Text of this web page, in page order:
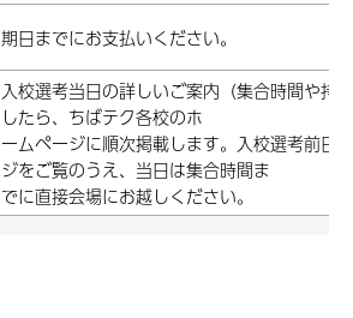
期日までにお支払いください。
入校選考当日の詳しいご案内（集合時間や持
したら、ちばテク各校のホ
ームページに順次掲載します。入校選考前日
ジをご覧のうえ、当日は集合時間ま
でに直接会場にお越しください。